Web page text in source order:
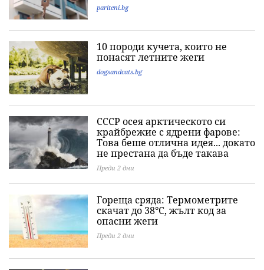
pariteni.bg
10 породи кучета, които не
понасят летните жеги
dogsandcats.bg
СССР осея арктическото си
крайбрежие с ядрени фарове:
Това беше отлична идея... докато
не престана да бъде такава
Преди 2 дни
Гореща сряда: Термометрите
скачат до 38°C, жълт код за
опасни жеги
Преди 2 дни